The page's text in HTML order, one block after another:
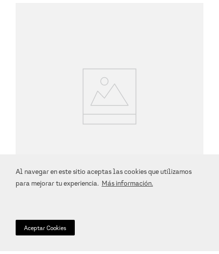
Al navegar en este sitio aceptas las cookies que utilizamos
para mejorar tu experiencia. Más información.
Aceptar Cookies